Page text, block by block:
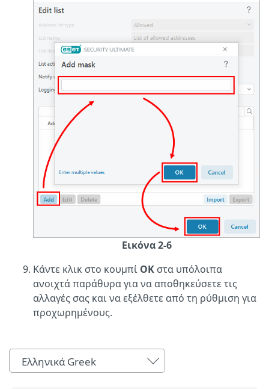
Εικόνα 2-6
Κάντε κλικ στο κουμπί OK στα υπόλοιπα
ανοιχτά παράθυρα για να αποθηκεύσετε τις
αλλαγές σας και να εξέλθετε από τη ρύθμιση για
προχωρημένους.
Ελληνικά Greek